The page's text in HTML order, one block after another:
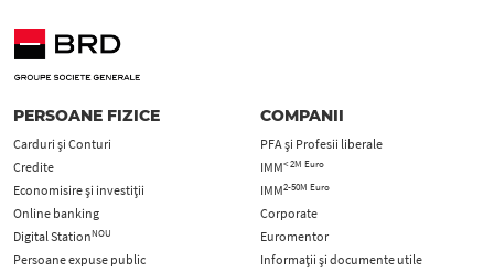
PERSOANE FIZICE
Carduri şi Conturi
Credite
Economisire și investiții
Online banking
Digital StationNOU
Persoane expuse public
COMPANII
PFA şi Profesii liberale
IMM< 2M Euro
IMM2-50M Euro
Corporate
Euromentor
Informații și documente utile